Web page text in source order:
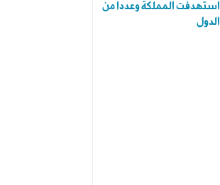
استهدفت المملكة وعددا من
الدول